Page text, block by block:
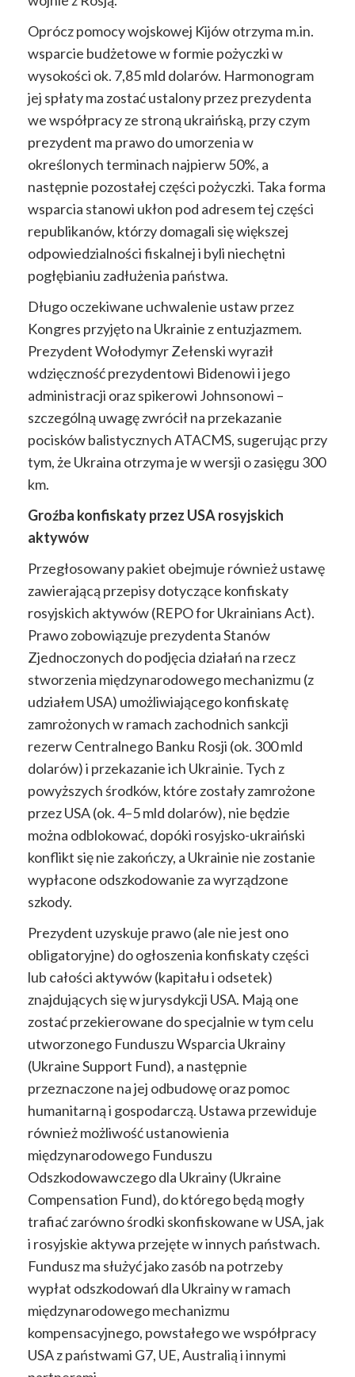
Oprócz pomocy wojskowej Kijów otrzyma m.in.
wsparcie budżetowe w formie pożyczki w
wysokości ok. 7,85 mld dolarów. Harmonogram
jej spłaty ma zostać ustalony przez prezydenta
we współpracy ze stroną ukraińską, przy czym
prezydent ma prawo do umorzenia w
określonych terminach najpierw 50%, a
następnie pozostałej części pożyczki. Taka forma
wsparcia stanowi ukłon pod adresem tej części
republikanów, którzy domagali się większej
odpowiedzialności fiskalnej i byli niechętni
pogłębianiu zadłużenia państwa.
Długo oczekiwane uchwalenie ustaw przez
Kongres przyjęto na Ukrainie z entuzjazmem.
Prezydent Wołodymyr Zełenski wyraził
wdzięczność prezydentowi Bidenowi i jego
administracji oraz spikerowi Johnsonowi –
szczególną uwagę zwrócił na przekazanie
pocisków balistycznych ATACMS, sugerując przy
tym, że Ukraina otrzyma je wwersji o zasięgu 300
km.
Groźba konfiskaty przez USA rosyjskich
aktywów
Przegłosowany pakiet obejmuje również ustawę
zawierającą przepisy dotyczące konfiskaty
rosyjskich aktywów (REPOfor UkrainiansAct).
Prawozobowiązuje prezydenta Stanów
Zjednoczonych do podjęcia działań na rzecz
stworzenia międzynarodowego mechanizmu (z
udziałem USA) umożliwiającegokonfiskatę
zamrożonychw ramach zachodnich sankcji
rezerw Centralnego Banku Rosji (ok. 300 mld
dolarów)i przekazanie ich Ukrainie. Tych z
powyższych środków, które zostały zamrożone
przez USA(ok. 4–5 mld dolarów), nie będzie
można odblokować, dopóki rosyjsko-ukraiński
konflikt się nie zakończy, a Ukrainie nie zostanie
wypłacone odszkodowanie za wyrządzone
szkody.
Prezydent uzyskuje prawo (ale nie jest ono
obligatoryjne) do ogłoszenia konfiskaty części
lub całości aktywów(kapitału i odsetek)
znajdujących się wjurysdykcji USA. Mają one
zostać przekierowane do specjalnie w tym celu
utworzonego Funduszu Wsparcia Ukrainy
(Ukraine Support Fund), a następnie
przeznaczone najej odbudowę orazpomoc
humanitarną i gospodarczą. Ustawa przewiduje
również możliwość ustanowienia
międzynarodowego Funduszu
Odszkodowawczegodla Ukrainy (Ukraine
Compensation Fund), do którego będą mogły
trafiać zarówno środki skonfiskowane w USA,jak
i rosyjskie aktywa przejęte w innych państwach.
Fundusz ma służyć jako zasób na potrzeby
wypłat odszkodowań dla Ukrainy w ramach
międzynarodowego mechanizmu
kompensacyjnego, powstałego we współpracy
USA zpaństwami G7, UE,Australiąi innymi